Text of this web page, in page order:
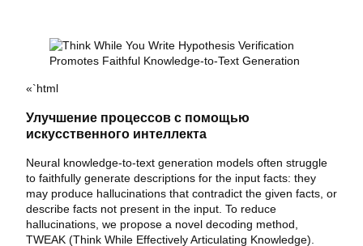
«`html
Улучшение процессов с помощью
искусственного интеллекта
Neural knowledge-to-text generation models often struggle
to faithfully generate descriptions for the input facts: they
may produce hallucinations that contradict the given facts, or
describe facts not present in the input. To reduce
hallucinations, we propose a novel decoding method,
TWEAK (Think While Effectively Articulating Knowledge).